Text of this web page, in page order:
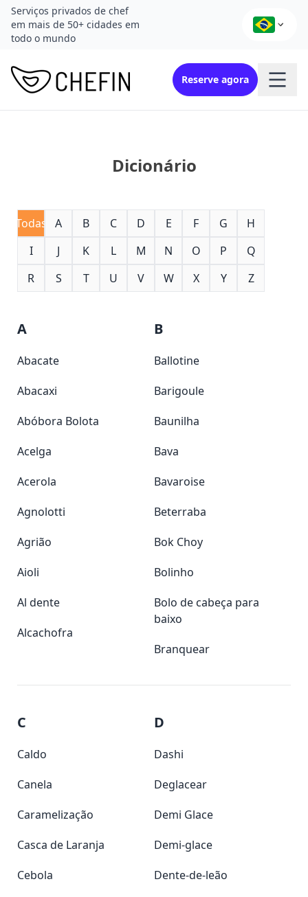
Serviços privados de chef
em mais de 50+ cidades em
todo o mundo
Reserve agora
Dicionário
Todas A B C D E F G
H
I
J K L M N O P
Q
R
S T U V W X Y Z
A
Abacate
Abacaxi
Abóbora Bolota
Acelga
Acerola
Agnolotti
Agrião
Aioli
Al dente
Alcachofra
B
Ballotine
Barigoule
Baunilha
Bava
Bavaroise
Beterraba
Bok Choy
Bolinho
Bolo de cabeça para
baixo
Branquear
C
Caldo
Canela
Caramelização
Casca de Laranja
Cebola
D
Dashi
Deglacear
Demi Glace
Demi-glace
Dente-de-leão